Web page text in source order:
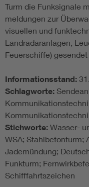
Turm die Funksignale
meldungen zur
visuellen und
Landradaranlagen,
Feuerschiffe)
Informationsstand:
Schlagworte:
Stichworte: Wasser-
WSA; Stahlbetonturm;
Jademündung;
Funkturm;
Schifffahrtszeichen